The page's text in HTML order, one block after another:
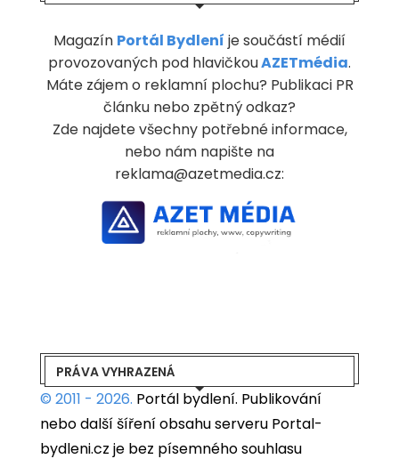
Magazín Portál Bydlení je součástí médií
provozovaných pod hlavičkouAZETmédia.
Máte zájem o reklamní plochu? Publikaci PR
článku nebo zpětný odkaz?
Zde najdete všechny potřebné informace,
nebo nám napište na
reklama@azetmedia.cz:
PRÁVA VYHRAZENÁ
© 2011 - 2026. Portál bydlení. Publikování
nebo další šíření obsahu serveru Portal-
bydleni.cz je bez písemného souhlasu